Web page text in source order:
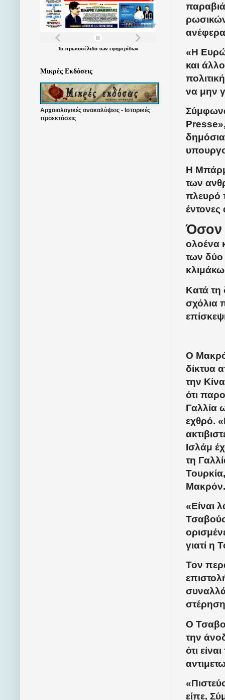
«Η
και
να μην
Η
των
πλευρό
Όσον
ολοένα
των δύο
Κατά τη
σχόλια
Ο
δίκτυα
την
ότι
Γαλλία
εχθρό.
Ισλάμ
τη
Μακρόν.
«Είναι
γιατί η
Τον
Ο
την
ότι
είπε.
Τα πρωτοσέλιδατων εφημερίδων
Μικρές Εκδόσεις
Αρχαιολογικές ανακαλύψεις - Ιστορικές
προεκτάσεις